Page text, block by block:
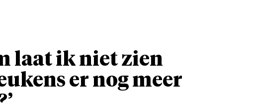
laat ik niet zien
er nog meer